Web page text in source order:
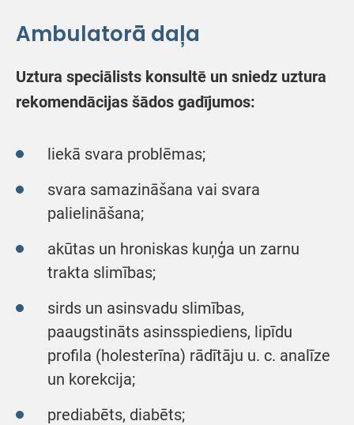
Ambulatorā daļa
Uztura speciālists konsultē un sniedz uztura
rekomendācijas šādos gadījumos:
liekā svara problēmas;
svara samazināšana vai svara
palielināšana;
akūtas un hroniskas kuņģa un zarnu
trakta slimības;
sirds un asinsvadu slimības,
paaugstināts asinsspiediens, lipīdu
profila (holesterīna) rādītāju u. c. analīze
un korekcija;
prediabēts, diabēts;